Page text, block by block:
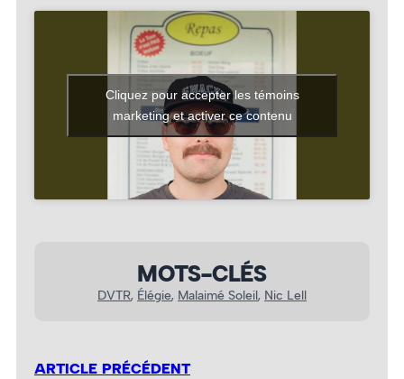
Cliquez pour accepter les témoins
marketing et activer ce contenu
MOTS-CLÉS
DVTR, Élégie, Malaimé Soleil, Nic Lell
ARTICLE PRÉCÉDENT